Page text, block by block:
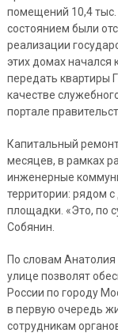
помещений 10,4 тыс.
состоянием были
реализации
этих домах начался
передать квартиры
качестве
портале
Капитальный
месяцев, в рамках
инженерные
территории: рядом
площадки. «Это, по
Собянин.
По словам
улице позволят
России по городу
в первую очередь
сотрудникам